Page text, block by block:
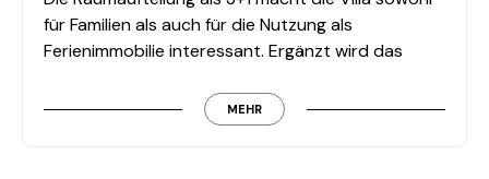
für Familien als auch für die Nutzung als
Ferienimmobilie interessant. Ergänzt wird das
sowie eine Dachterrasse, die zusätzliche
Aufenthaltsqualität im Freien schaffen.
MEHR